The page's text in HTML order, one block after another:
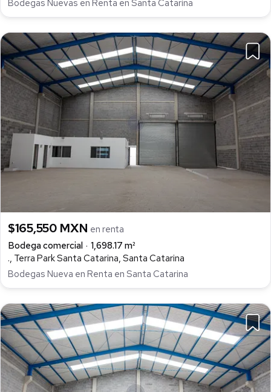
Bodegas Nuevas en Renta en Santa Catarina
$165,550 MXN en renta
Bodega comercial
1,698.17 m²
., Terra Park Santa Catarina, Santa Catarina
Bodegas Nueva en Renta en Santa Catarina